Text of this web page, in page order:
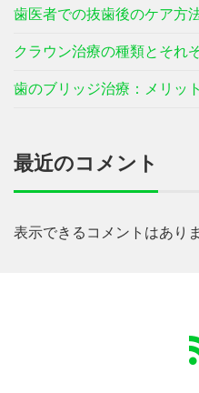
歯医者での抜歯後のケア方
クラウン治療の種類とそれ
歯のブリッジ治療：メリッ
最近のコメント
表示できるコメントはあり